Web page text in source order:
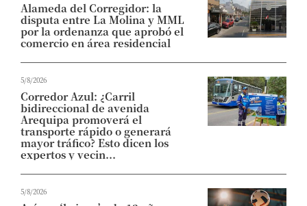
Alameda del Corregidor: la
disputa entre La Molina y MML
por la ordenanza que aprobó el
comercio en área residencial
5/8/2026
Corredor Azul: ¿Carril
bidireccional de avenida
Arequipa promoverá el
transporte rápido o generará
mayor tráfico? Esto dicen los
expertos y vecin...
5/8/2026